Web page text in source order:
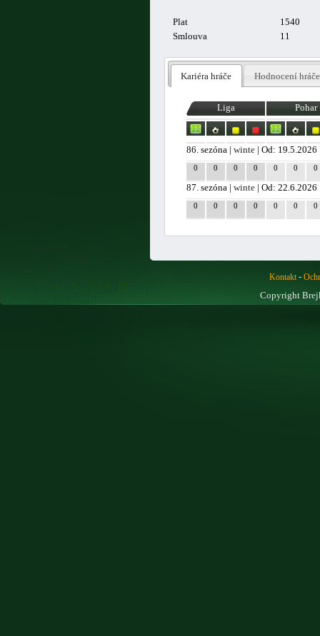
Plat
1540
Smlouva
11
Kariéra hráče Hodnocení hráče
Liga Pohar
86. sezóna |winte | Od: 19.5.2026
0 0 0 0 0 0 0
87. sezóna |winte | Od: 22.6.2026
0 0 0 0 0 0 0
Kontakt-
Copyright